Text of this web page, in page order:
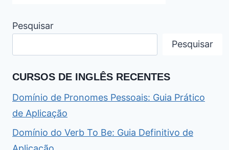
Pesquisar
Pesquisar
CURSOS DE INGLÊS RECENTES
Domínio de Pronomes Pessoais: Guia Prático
de Aplicação
Domínio do Verb To Be: Guia Definitivo de